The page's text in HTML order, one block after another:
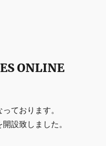
ONLINE
っております。
設致しました。